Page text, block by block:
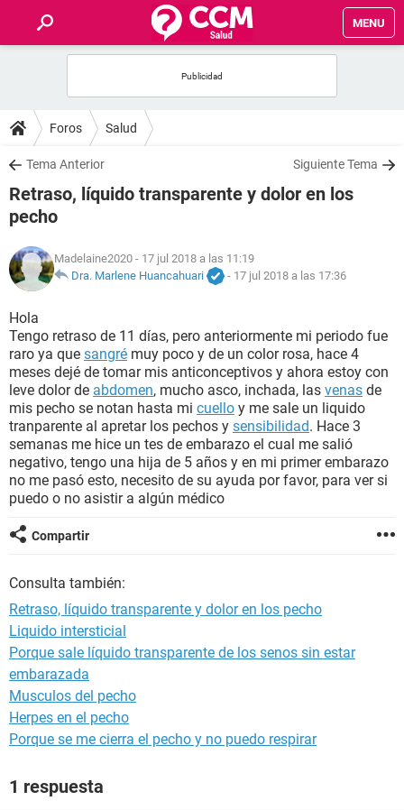
MENU
FOROS
SALUD
FAMILIA
NUTRICIÓN
SEXUALIDAD
GLOSARIO
Foros Salud
Tema Anterior Siguiente Tema
Retraso, líquido transparente y dolor en los
pecho
Madelaine2020 - 17 jul 2018 a las 11:19
Dra. Marlene Huancahuari
- 17 jul 2018 a las 17:36
Hola
Tengo retraso de 11 días, pero anteriormente mi periodo fue
raro ya que sangré muy poco y de un color rosa, hace 4
meses dejé de tomar mis anticonceptivos y ahora estoy con
leve dolor de abdomen, mucho asco, inchada, las venas de
mis pecho se notan hasta mi cuello y me sale un liquido
tranparente al apretar los pechos y sensibilidad. Hace 3
semanas me hice un tes de embarazo el cual me salió
negativo, tengo una hija de 5 años y en mi primer embarazo
no me pasó esto, necesito de su ayuda por favor, para ver si
puedo o no asistir a algún médico
Compartir
Consulta también:
Retraso, líquido transparente y dolor en los pecho
Liquido intersticial
Porque sale líquido transparente de los senos sin estar
embarazada
Musculos del pecho
Herpes en el pecho
Porque se me cierra el pecho y no puedo respirar
1 respuesta